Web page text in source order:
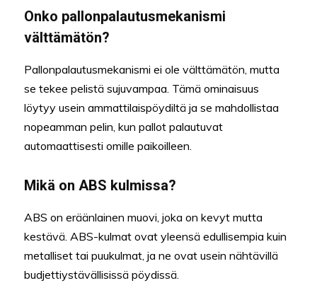
Onko pallonpalautusmekanismi
välttämätön?
Pallonpalautusmekanismi ei ole välttämätön, mutta
se tekee pelistä sujuvampaa. Tämä ominaisuus
löytyy usein ammattilaispöydiltä ja se mahdollistaa
nopeamman pelin, kun pallot palautuvat
automaattisesti omille paikoilleen.
Mikä on ABS kulmissa?
ABS on eräänlainen muovi, joka on kevyt mutta
kestävä. ABS-kulmat ovat yleensä edullisempia kuin
metalliset tai puukulmat, ja ne ovat usein nähtävillä
budjettiystävällisissä pöydissä.